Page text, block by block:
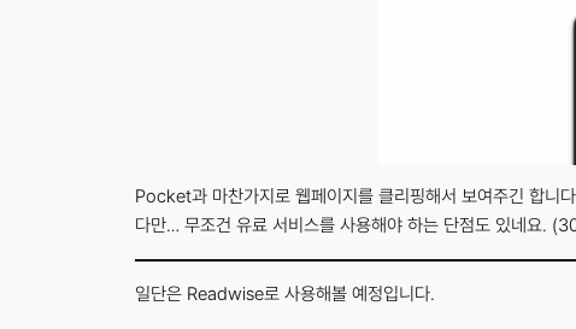
Pocket과 마찬가지로 웹페이지를 클리핑해서 보여주긴 합니
다만… 무조건 유료 서비스를 사용해야 하는 단점도 있네요.
일단은 Readwise로 사용해볼 예정입니다.